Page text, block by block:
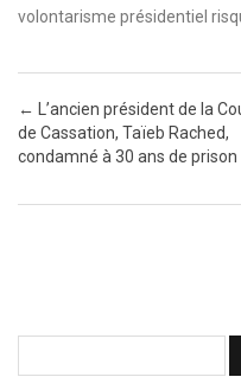
volontarisme présidentiel
Post navigation
← L’ancien président de la
de Cassation, Taïeb Rached,
condamné à 30 ans de prison